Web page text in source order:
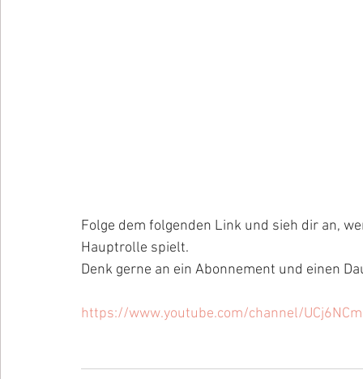
Folge dem folgenden Link und sieh dir an,
Hauptrolle spielt.
Denk gerne an ein Abonnement und einen
https://www.youtube.com/channel/